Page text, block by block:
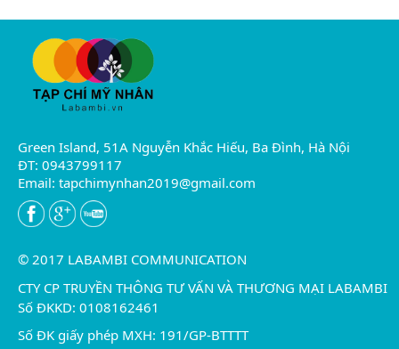
Green Island, 51A Nguyễn Khắc Hiếu, Ba Đình, Hà Nội
ĐT: 0943799117
Email: tapchimynhan2019@gmail.com
© 2017 LABAMBI COMMUNICATION
CTY CP TRUYỀN THÔNG TƯ VẤN VÀ THƯƠNG MẠI LABAMBI
Số ĐKKD: 0108162461
Số ĐK giấy phép MXH: 191/GP-BTTTT